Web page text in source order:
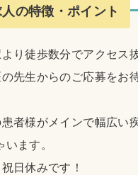
の特徴・ポイント
り徒歩数分でアクセス
先生からのご応募をお
者様がメインで幅広い
います。
日休みです！